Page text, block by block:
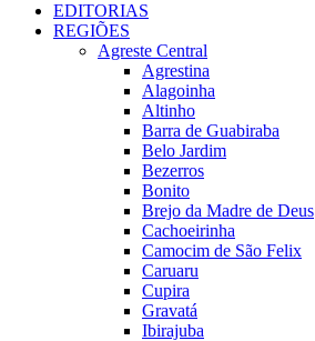
EDITORIAS
REGIÕES
Agreste Central
Agrestina
Alagoinha
Altinho
Barra de Guabiraba
Belo Jardim
Bezerros
Bonito
Brejo da Madre de Deus
Cachoeirinha
Camocim de São Felix
Caruaru
Cupira
Gravatá
Ibirajuba